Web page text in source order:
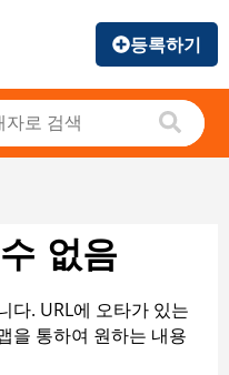
등록하기
없음
다. URL에 오타가 있는
을 통하여 원하는 내용